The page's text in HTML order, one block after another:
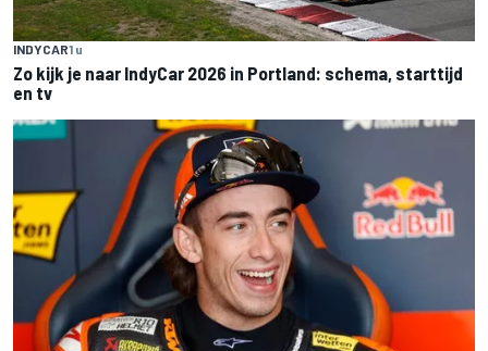
INDYCAR1 u
Zo kijk je naar IndyCar 2026 in Portland: schema, starttijd
en tv